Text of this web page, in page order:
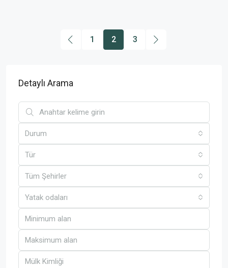
1 2 3
Detaylı Arama
Durum
Tür
Tüm Şehirler
Yatak odaları